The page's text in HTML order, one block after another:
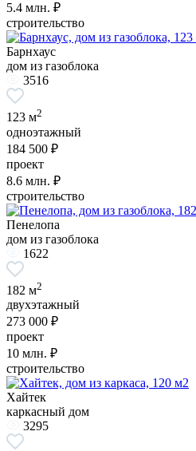
5.4 млн. ₽
строительство
Барнхаус
дом из газоблока
3516
123 м2
одноэтажный
184 500 ₽
проект
8.6 млн. ₽
строительство
Пенелопа
дом из газоблока
1622
182 м2
двухэтажный
273 000 ₽
проект
10 млн. ₽
строительство
Хайтек
каркасный дом
3295